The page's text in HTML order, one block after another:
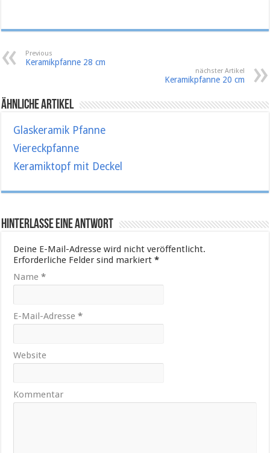
Previous
Keramikpfanne 28 cm
nächster Artikel
Keramikpfanne 20 cm
Ähnliche Artikel
Glaskeramik Pfanne
Viereckpfanne
Keramiktopf mit Deckel
Hinterlasse eine Antwort
Deine E-Mail-Adresse wird nicht veröffentlicht.
Erforderliche Felder sind markiert*
Name*
E-Mail-Adresse*
Website
Kommentar